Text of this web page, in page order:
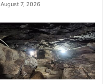
August 7, 2026